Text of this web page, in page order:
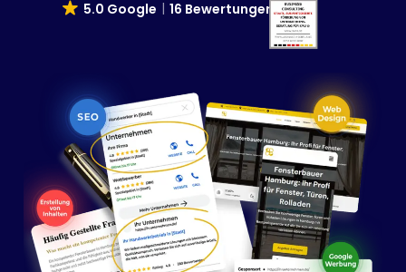
5.0 Google 16 Bewertungen